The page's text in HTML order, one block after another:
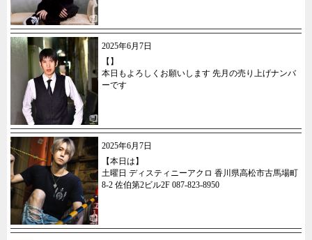
2025年6月7日
【】
本日もよろしくお願いします 先月の売り上げナンバ
ーです
2025年6月7日
【本日は】
土曜日 ディスティニーアクロ 香川県高松市古馬場町
8-2 佐伯第2ビル2F 087-823-8950